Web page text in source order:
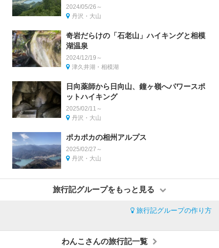
2024/05/26～
丹沢・大山
奇岩だらけの「石老山」ハイキングと相模
湖温泉
2024/12/19～
津久井湖・相模湖
日向薬師から日向山、鐘ヶ嶺へパワースポ
ットハイキング
2025/02/11～
丹沢・大山
ポカポカの相州アルプス
2025/02/27～
丹沢・大山
旅行記グループをもっと見る
旅行記グループの作り方
わんこさんの旅行記一覧